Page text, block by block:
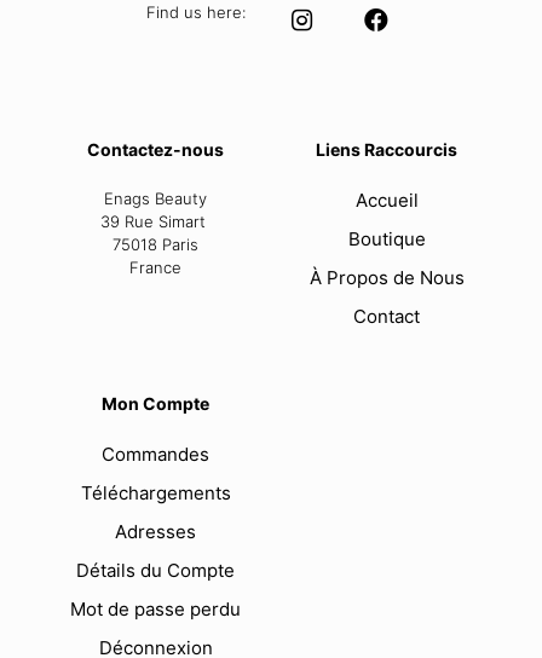
Find us here:
Contactez-nous
Enags Beauty
39 Rue Simart
75018 Paris
France
Liens Raccourcis
Accueil
Boutique
À Propos de Nous
Contact
Mon Compte
Commandes
Téléchargements
Adresses
Détails du Compte
Mot de passe perdu
Déconnexion